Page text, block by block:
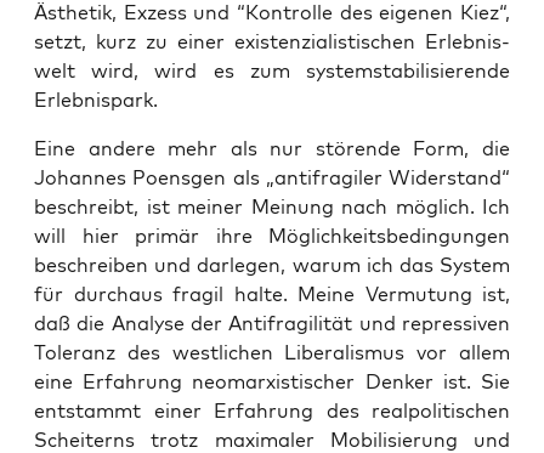
Ästhe­tik, Exzess und “Kon­trol­le des eige­nen Kiez“,
setzt, kurz zu einer exis­ten­zia­lis­ti­schen Erleb­nis­
welt wird, wird es zum sys­tem­sta­bi­li­sie­ren­de
Erlebnispark.
Eine ande­re mehr als nur stö­ren­de Form, die
Johan­nes Poens­gen als „anti­fra­gi­ler Wider­stand“
beschreibt, ist mei­ner Mei­nung nach mög­lich. Ich
will hier pri­mär ihre Mög­lich­keits­be­din­gun­gen
beschrei­ben und dar­le­gen, war­um ich das Sys­tem
für durch­aus fra­gil hal­te. Mei­ne Ver­mu­tung ist,
daß die Ana­ly­se der Anti­fra­gi­li­tät und repres­si­ven
Tole­ranz des west­li­chen Libe­ra­lis­mus vor allem
eine Erfah­rung neo­mar­xis­ti­scher Den­ker ist. Sie
ent­stammt einer Erfah­rung des real­po­li­ti­schen
Schei­terns trotz maxi­ma­ler Mobi­li­sie­rung und